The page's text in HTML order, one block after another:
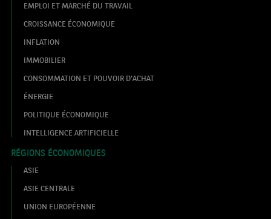
EMPLOI ET MARCHÉ DU TRAVAIL
CROISSANCE ÉCONOMIQUE
INFLATION
IMMOBILIER
CONSOMMATION ET POUVOIR D'ACHAT
ÉNERGIE
POLITIQUE ÉCONOMIQUE
INTELLIGENCE ARTIFICIELLE
RÉGIONS ÉCONOMIQUES
ASIE
ASIE CENTRALE
UNION EUROPÉENNE